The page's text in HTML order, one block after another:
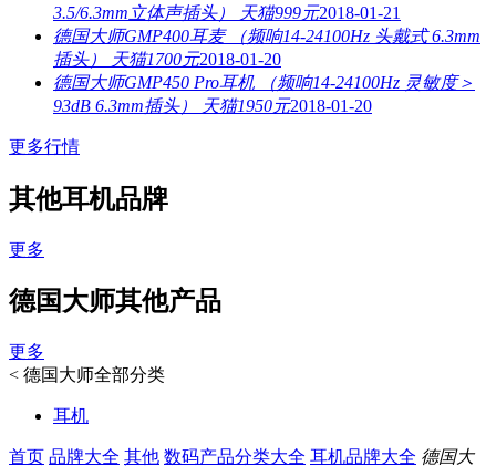
3.5/6.3mm立体声插头） 天猫999元2018-01-21
德国大师GMP400耳麦 （频响14-24100Hz 头戴式 6.3mm
插头） 天猫1700元2018-01-20
德国大师GMP450 Pro耳机 （频响14-24100Hz 灵敏度＞
93dB 6.3mm插头） 天猫1950元2018-01-20
更多行情
其他耳机品牌
更多
德国大师其他产品
更多
< 德国大师全部分类
耳机
首页 品牌大全 其他 数码产品分类大全 耳机品牌大全 德国大